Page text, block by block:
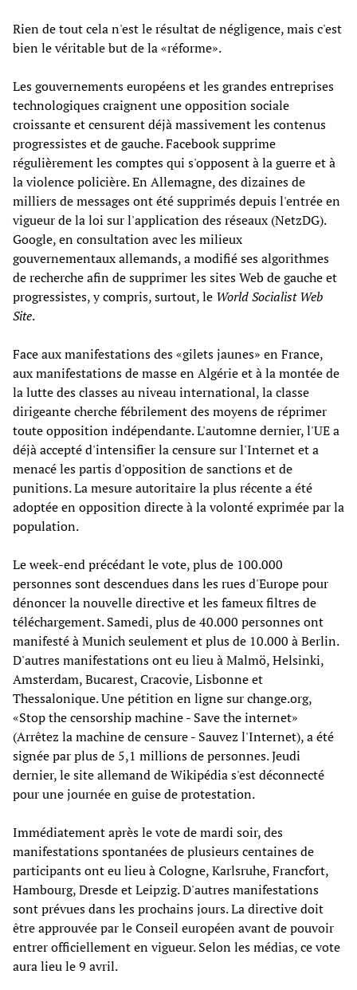
Rien de tout cela n'est le résultat de négligence, mais c'est
bien le véritable but de la «réforme».
Les gouvernements européens et les grandes entreprises
technologiques craignent une opposition sociale
croissante et censurent déjà massivement les contenus
progressistes et de gauche. Facebook supprime
régulièrement les comptes qui s'opposent à la guerre et à
la violence policière. En Allemagne, des dizaines de
milliers de messages ont été supprimés depuis l'entrée en
vigueur de la loi sur l'application des réseaux (NetzDG).
Google, en consultation avec les milieux
gouvernementaux allemands, a modifié ses algorithmes
de recherche afin de supprimer les sites Web de gauche et
progressistes, y compris, surtout, le World Socialist Web
Site.
Face aux manifestations des «gilets jaunes» en France,
aux manifestations de masse en Algérie et à la montée de
la lutte des classes au niveau international, la classe
dirigeante cherche fébrilement des moyens de réprimer
toute opposition indépendante. L'automne dernier, l'UE a
déjà accepté d'intensifier la censure sur l'Internet et a
menacé les partis d'opposition de sanctions et de
punitions. La mesure autoritaire la plus récente a été
adoptée en opposition directe à la volonté exprimée par la
population.
Le week-end précédant le vote, plus de 100.000
personnes sont descendues dans les rues d'Europe pour
dénoncer la nouvelle directive et les fameux filtres de
téléchargement. Samedi, plus de 40.000 personnes ont
manifesté à Munich seulement et plus de 10.000 à Berlin.
D'autres manifestations ont eu lieu à Malmö, Helsinki,
Amsterdam, Bucarest, Cracovie, Lisbonne et
Thessalonique. Une pétition en ligne sur change.org,
«Stop the censorship machine - Save the internet»
(Arrêtez la machine de censure - Sauvez l'Internet), a été
signée par plus de 5,1 millions de personnes. Jeudi
dernier, le site allemand de Wikipédia s'est déconnecté
pour une journée en guise de protestation.
Immédiatement après le vote de mardi soir, des
manifestations spontanées de plusieurs centaines de
participants ont eu lieu à Cologne, Karlsruhe, Francfort,
Hambourg, Dresde et Leipzig. D'autres manifestations
sont prévues dans les prochains jours. La directive doit
être approuvée par le Conseil européen avant de pouvoir
entrer officiellement en vigueur. Selon les médias, ce vote
aura lieu le 9 avril.